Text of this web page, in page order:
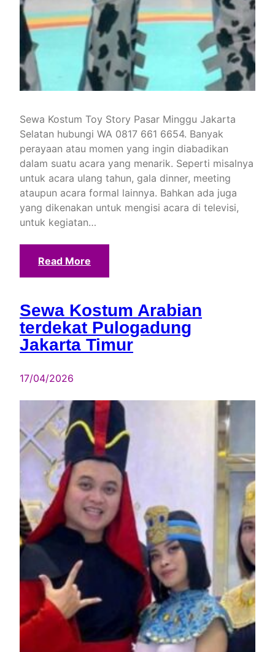
Sewa Kostum Toy Story Pasar Minggu Jakarta
Selatan hubungi WA 0817 661 6654. Banyak
perayaan atau momen yang ingin diabadikan
dalam suatu acara yang menarik. Seperti misalnya
untuk acara ulang tahun, gala dinner, meeting
ataupun acara formal lainnya. Bahkan ada juga
yang dikenakan untuk mengisi acara di televisi,
untuk kegiatan…
Read More
Sewa Kostum Arabian
terdekat Pulogadung
Jakarta Timur
17/04/2026